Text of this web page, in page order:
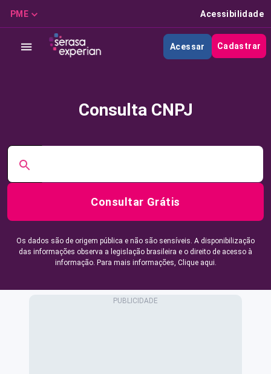
PME Acessibilidade
Acessar Cadastrar
Consulta CNPJ
Consultar Grátis
Os dados são de origem pública e não são sensíveis. A disponibilização
das informações observa a legislação brasileira e o direito de acesso à
informação. Para mais informações, Clique aqui.